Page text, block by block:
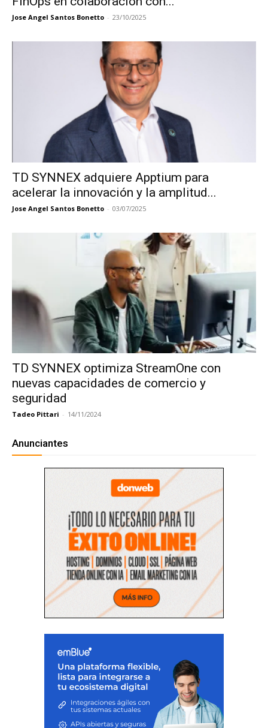
Jose Angel Santos Bonetto - 23/10/2025
TD SYNNEX adquiere Apptium para
acelerar la innovación y la amplitud...
Jose Angel Santos Bonetto - 03/07/2025
TD SYNNEX optimiza StreamOne con
nuevas capacidades de comercio y
seguridad
Tadeo Pittari - 14/11/2024
Anunciantes